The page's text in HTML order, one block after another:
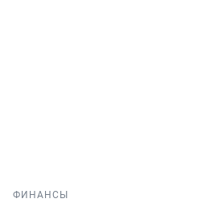
ФИНАНСЫ